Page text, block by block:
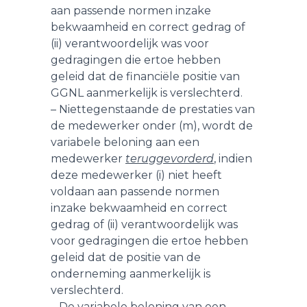
aan passende normen inzake
bekwaamheid en correct gedrag of
(ii) verantwoordelijk was voor
gedragingen die ertoe hebben
geleid dat de financiële positie van
GGNL aanmerkelijk is verslechterd.
– Niettegenstaande de prestaties van
de medewerker onder (m), wordt de
variabele beloning aan een
medewerker teruggevorderd, indien
deze medewerker (i) niet heeft
voldaan aan passende normen
inzake bekwaamheid en correct
gedrag of (ii) verantwoordelijk was
voor gedragingen die ertoe hebben
geleid dat de positie van de
onderneming aanmerkelijk is
verslechterd.